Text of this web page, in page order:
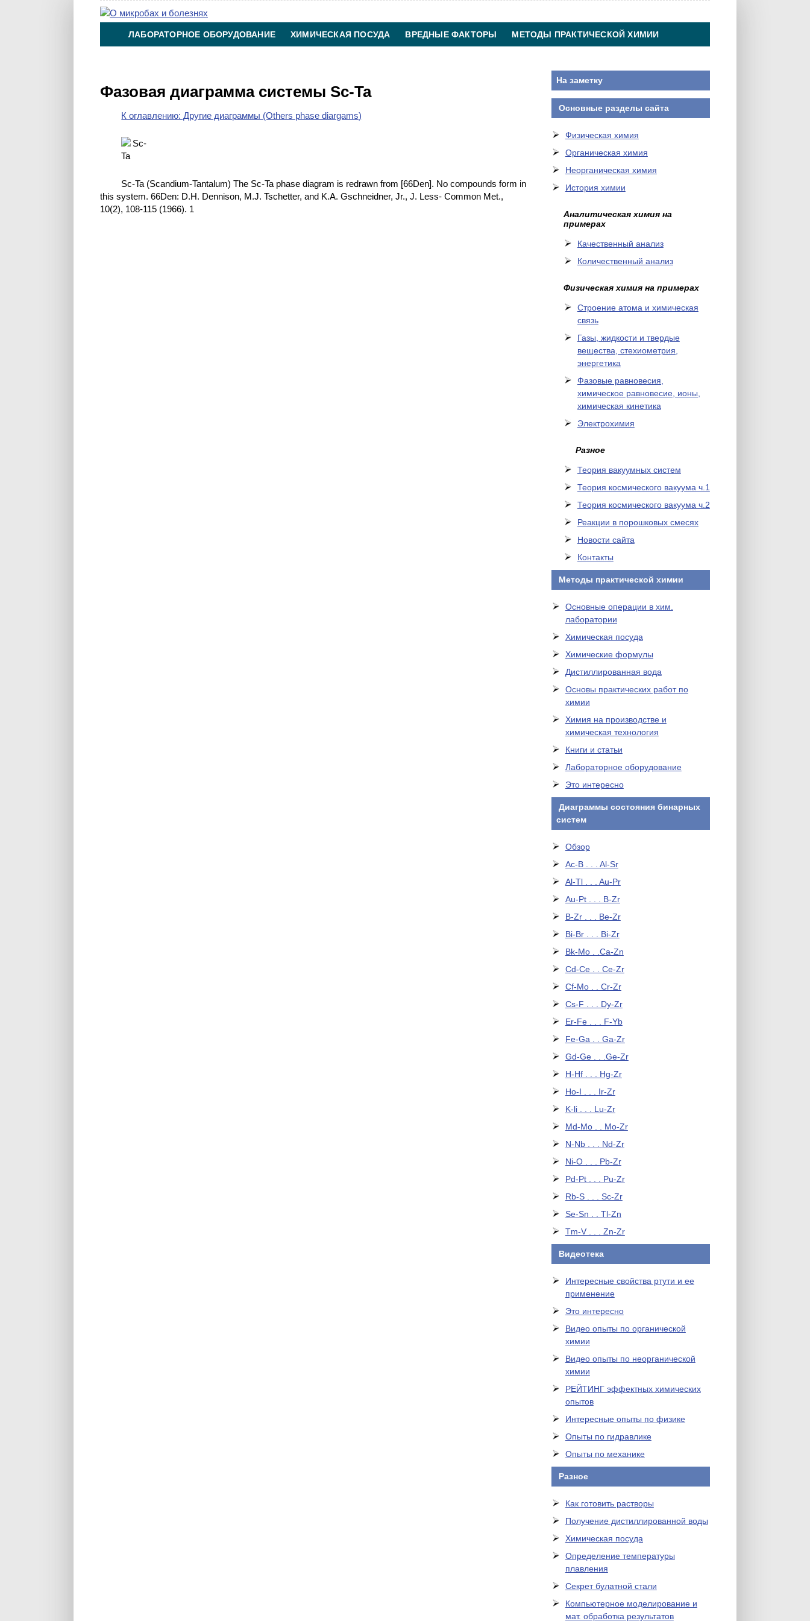
ЛАБОРАТОРНОЕ ОБОРУДОВАНИЕ ХИМИЧЕСКАЯ ПОСУДА ВРЕДНЫЕ ФАКТОРЫ МЕТОДЫ ПРАКТИЧЕСКОЙ ХИМИИ
Фазовая диаграмма системы Sc-Ta
К оглавлению: Другие диаграммы (Others phase diargams)
Sc-Ta (Scandium-Tantalum) The Sc-Ta phase diagram is redrawn from [66Den]. No compounds form in
this system. 66Den: D.H. Dennison, M.J. Tschetter, and K.A. Gschneidner, Jr., J. Less- Common Met.,
10(2), 108-115 (1966). 1
На заметку
Основные разделы сайта
Физическая химия
Органическая химия
Неорганическая химия
История химии
Аналитическая химия на
примерах
Качественный анализ
Количественный анализ
Физическая химия на примерах
Cтроение атома и химическая
связь
Газы, жидкости и твердые
вещества, стехиометрия,
энергетика
Фазовые равновесия,
химическое равновесие, ионы,
химическая кинетика
Электрохимия
Разное
Теория вакуумных систем
Теория космического вакуума ч.1
Теория космического вакуума ч.2
Реакции в порошковых смесях
Новости сайта
Контакты
Методы практической химии
Основные операции в хим.
лаборатории
Химическая посуда
Химические формулы
Дистиллированная вода
Основы практических работ по
химии
Химия на производстве и
химическая технология
Книги и статьи
Лабораторное оборудование
Это интересно
Диаграммы состояния бинарных
систем
Обзор
Ac-B . . . Al-Sr
Al-Tl . . . Au-Pr
Au-Pt . . . B-Zr
B-Zr . . . Be-Zr
Bi-Br . . . Bi-Zr
Bk-Mo . .Ca-Zn
Cd-Ce . . Ce-Zr
Cf-Mo . . Cr-Zr
Cs-F . . . Dy-Zr
Er-Fe . . . F-Yb
Fe-Ga . . Ga-Zr
Gd-Ge . . .Ge-Zr
H-Hf . . . Hg-Zr
Ho-I . . . Ir-Zr
K-li . . . Lu-Zr
Md-Mo . . Mo-Zr
N-Nb . . . Nd-Zr
Ni-O . . . Pb-Zr
Pd-Pt . . . Pu-Zr
Rb-S . . . Sc-Zr
Se-Sn . . Tl-Zn
Tm-V . . . Zn-Zr
Видеотека
Интересные свойства ртути и ее
применение
Это интересно
Видео опыты по органической
химии
Видео опыты по неорганической
химии
РЕЙТИНГ эффектных химических
опытов
Интересные опыты по физике
Опыты по гидравлике
Опыты по механике
Разное
Как готовить растворы
Получение дистиллированной воды
Химическая посуда
Определение температуры
плавления
Секрет булатной стали
Компьютерное моделирование и
мат. обработка результатов